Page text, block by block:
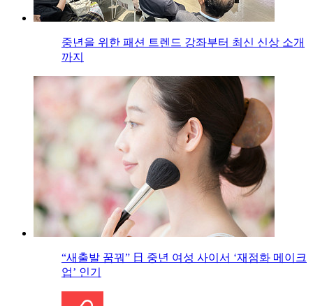
중년을 위한 패션 트렌드 강좌부터 최신 신상 소개
까지
“새출발 꿈꿔” 日 중년 여성 사이서 ‘재점화 메이크
업’ 인기